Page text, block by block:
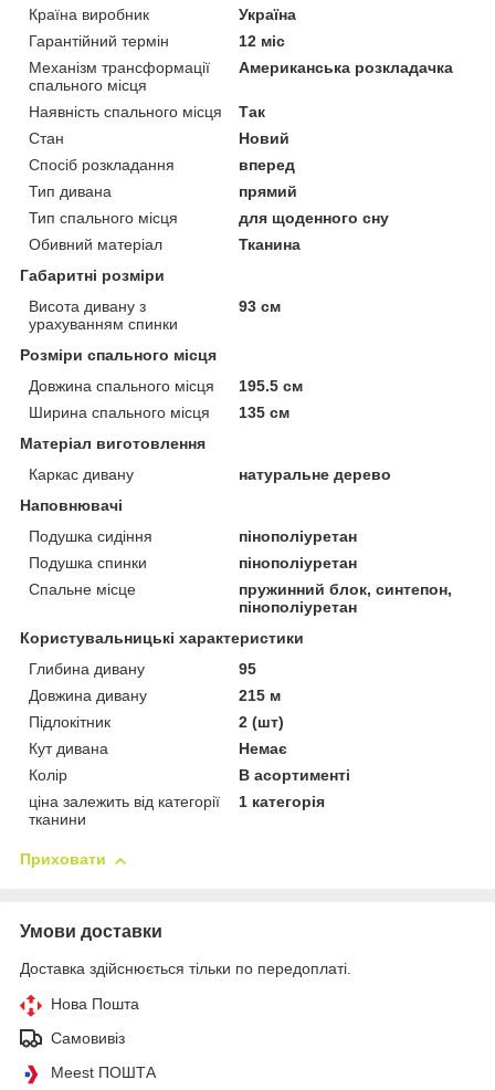
Країна виробник
Україна
Гарантійний термін
12 міс
Механізм трансформації
спального місця
Американська розкладачка
Наявність спального місця
Так
Стан
Новий
Спосіб розкладання
вперед
Тип дивана
прямий
Тип спального місця
для щоденного сну
Обивний матеріал
Тканина
Габаритні розміри
Висота дивану з
урахуванням спинки
93 см
Розміри спального місця
Довжина спального місця
195.5 см
Ширина спального місця
135 см
Матеріал виготовлення
Каркас дивану
натуральне дерево
Наповнювачі
Подушка сидіння
пінополіуретан
Подушка спинки
пінополіуретан
Спальне місце
пружинний блок, синтепон,
пінополіуретан
Користувальницькі характеристики
Глибина дивану
95
Довжина дивану
215 м
Підлокітник
2 (шт)
Кут дивана
Немає
Колір
В асортименті
ціна залежить від категорії
тканини
1 категорія
Приховати
Умови доставки
Доставка здійснюється тільки по передоплаті.
Нова Пошта
Самовивіз
Meest ПОШТА